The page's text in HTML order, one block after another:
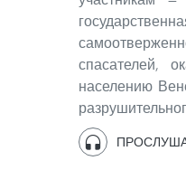
спасателей,
населению